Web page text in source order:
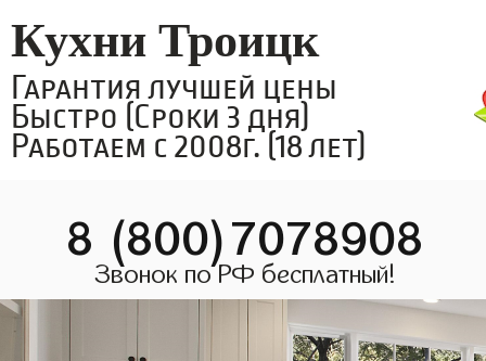
Кухни Троицк
Гарантия лучшей цены
Быстро (Сроки 3 дня)
Работаем с 2008г. (18 лет)
8 (800)7078908
Звонок по РФ бесплатный!